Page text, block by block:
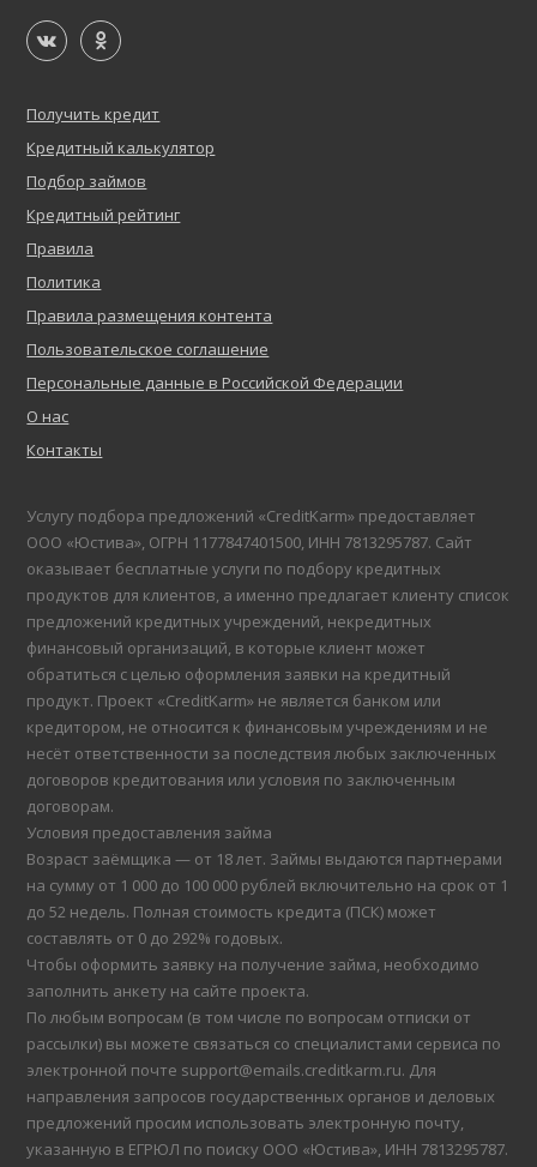
Получить кредит
Кредитный калькулятор
Подбор займов
Кредитный рейтинг
Правила
Политика
Правила размещения контента
Пользовательское соглашение
Персональные данные в Российской Федерации
О нас
Контакты
Услугу подбора предложений «CreditKarm» предоставляет
ООО «Юстива», ОГРН 1177847401500, ИНН 7813295787. Сайт
оказывает бесплатные услуги по подбору кредитных
продуктов для клиентов, а именно предлагает клиенту список
предложений кредитных учреждений, некредитных
финансовый организаций, в которые клиент может
обратиться с целью оформления заявки на кредитный
продукт. Проект «CreditKarm» не является банком или
кредитором, не относится к финансовым учреждениям и не
несёт ответственности за последствия любых заключенных
договоров кредитования или условия по заключенным
договорам.
Условия предоставления займа
Возраст заёмщика — от 18 лет. Займы выдаются партнерами
на сумму от 1 000 до 100 000 рублей включительно на срок от 1
до 52 недель. Полная стоимость кредита (ПСК) может
составлять от 0 до 292% годовых.
Чтобы оформить заявку на получение займа, необходимо
заполнить анкету на сайте проекта.
По любым вопросам (в том числе по вопросам отписки от
рассылки) вы можете связаться со специалистами сервиса по
электронной почте support@emails.creditkarm.ru. Для
направления запросов государственных органов и деловых
предложений просим использовать электронную почту,
указанную в ЕГРЮЛ по поиску ООО «Юстива», ИНН 7813295787.